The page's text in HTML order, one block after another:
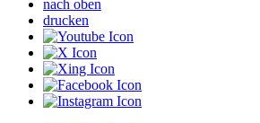
nach oben
drucken